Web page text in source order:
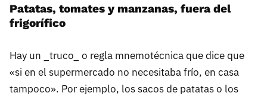
Patatas, tomates y manzanas, fuera del
frigorífico
Hay un _truco_ o regla mnemotécnica que dice que
«si en el supermercado no necesitaba frío, en casa
tampoco». Por ejemplo, los sacos de patatas o los